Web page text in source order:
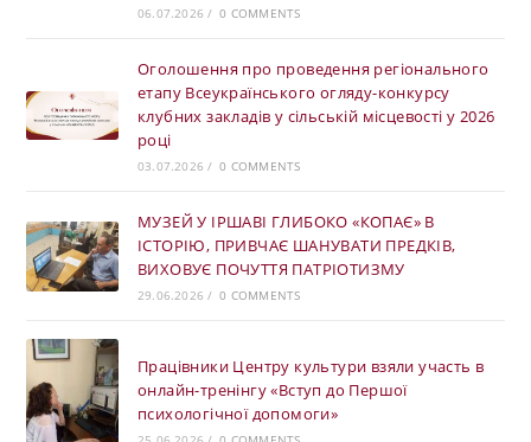
06.07.2026 / 0 COMMENTS
Оголошення про проведення регіонального
етапу Всеукраїнського огляду-конкурсу
клубних закладів у сільській місцевості у 2026
році
03.07.2026 / 0 COMMENTS
МУЗЕЙ У ІРШАВІ ГЛИБОКО «КОПАЄ» В
ІСТОРІЮ, ПРИВЧАЄ ШАНУВАТИ ПРЕДКІВ,
ВИХОВУЄ ПОЧУТТЯ ПАТРІОТИЗМУ
29.06.2026 / 0 COMMENTS
Працівники Центру культури взяли участь в
онлайн-тренінгу «Вступ до Першої
психологічної допомоги»